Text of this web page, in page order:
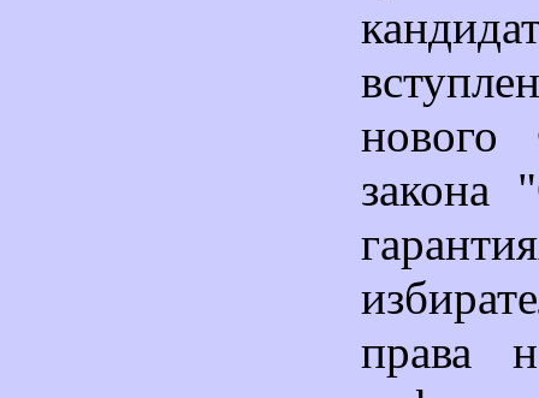
нового
закона
права